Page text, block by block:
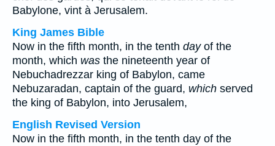
Babylone, vint à Jerusalem.
King James Bible
Now in the fifth month, in the tenth dayof the
month, which was the nineteenth year of
Nebuchadrezzar king of Babylon, came
Nebuzaradan, captain of the guard, which served
the king of Babylon, into Jerusalem,
English Revised Version
Now in the fifth month, in the tenth day of the